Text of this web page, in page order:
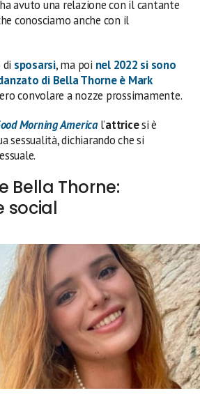
avuto una relazione con il cantante
conosciamo anche con il
sposarsi, ma poi nel 2022 si sono
di Bella Thorneè Mark
convolare a nozze prossimamente.
Morning Americal’attricesi è
sessualità, dichiarando che si
Bella Thorne:
social